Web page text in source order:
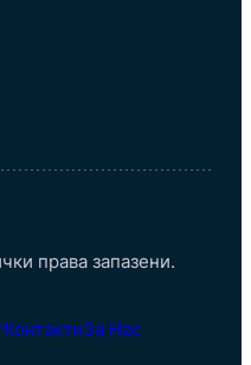
права запазени.
КонтактиЗа Нас